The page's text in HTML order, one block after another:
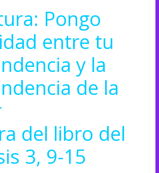
Pongo
entre tu
y la
de la
del libro del
3, 9-15